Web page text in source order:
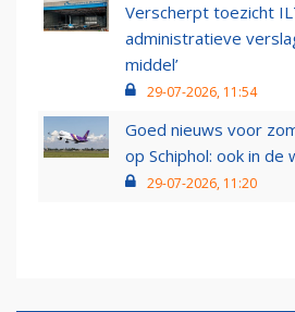
Verscherpt toezicht
administratieve
middel’
29-07-2026, 11:54
Goed nieuws voor
op Schiphol: ook in de
29-07-2026, 11:20